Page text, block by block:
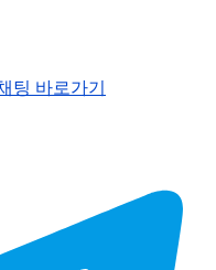
팅 바로가기